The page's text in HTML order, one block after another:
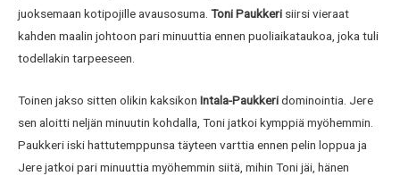
juoksemaan kotipojille avausosuma. Toni Paukkeri siirsi vieraat
kahden maalin johtoon pari minuuttia ennen puoliaikataukoa, joka tuli
todellakin tarpeeseen.
Toinen jakso sitten olikin kaksikon Intala-Paukkeridominointia. Jere
sen aloitti neljän minuutin kohdalla, Toni jatkoi kymppiä myöhemmin.
Paukkeri iski hattutemppunsa täyteen varttia ennen pelin loppua ja
Jere jatkoi pari minuuttia myöhemmin siitä, mihin Toni jäi, hänen